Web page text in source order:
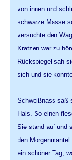
von innen und
schwarze Masse
versuchte den
Kratzen war zu
Rückspiegel sah
sich und sie
Schweißnass saß
Hals. So einen
Sie stand auf und
den
ein schöner Tag,